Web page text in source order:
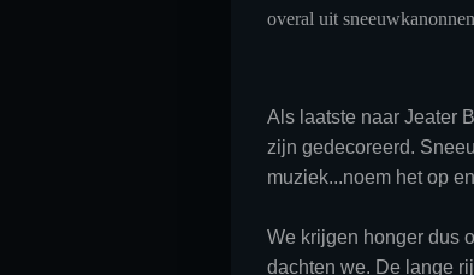
overal uit
Als laatste naar Jeater
zijn gedecoreerd.
muziek...noem het op
We krijgen honger dus
dachten we. De lange